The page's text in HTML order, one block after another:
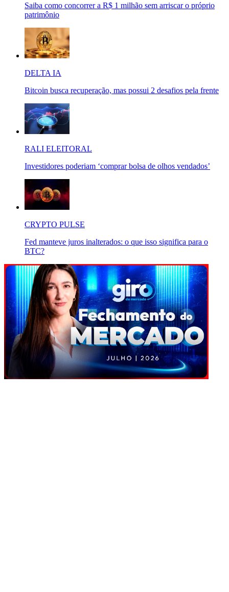
Saiba como concorrer a R$ 1 milhão sem arriscar o próprio
patrimônio
DELTA IA
Bitcoin busca recuperação, mas possui 2 desafios pela frente
RALI ELEITORAL
Investidores poderiam ‘comprar bolsa de olhos vendados’
CRYPTO PULSE
Fed manteve juros inalterados: o que isso significa para o
BTC?